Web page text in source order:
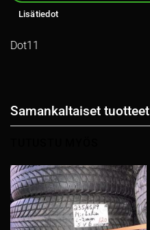
Lisätiedot
Dot11
Samankaltaiset tuotteet